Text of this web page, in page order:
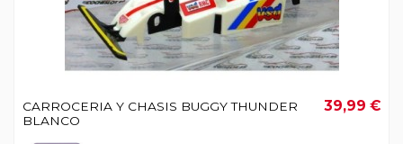
CARROCERIA Y CHASIS BUGGY THUNDER
BLANCO
39,99 €